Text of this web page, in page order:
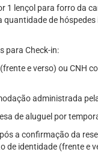
1 lençol para forro da
quantidade de
para Check-in:
(frente e verso) ou CNH
administrada
de aluguel por
a confirmação da
de identidade (frente e